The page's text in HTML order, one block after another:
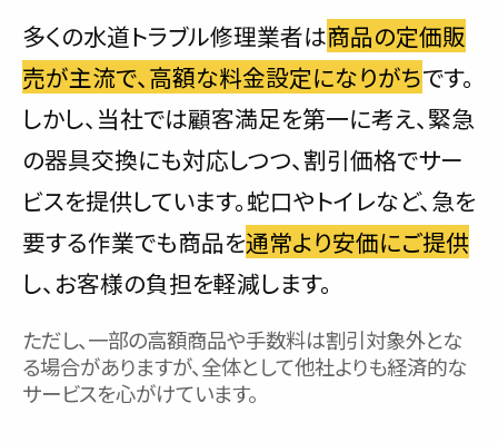
多くの水道トラブル修理業者は商品の定価販
売が主流で、高額な料金設定になりがちです。
しかし、当社では顧客満足を第一に考え、緊急
の器具交換にも対応しつつ、割引価格でサー
ビスを提供しています。蛇口やトイレなど、急を
要する作業でも商品を通常より安価にご提供
し、お客様の負担を軽減します。
ただし、一部の高額商品や手数料は割引対象外とな
る場合がありますが、全体として他社よりも経済的な
サービスを心がけています。